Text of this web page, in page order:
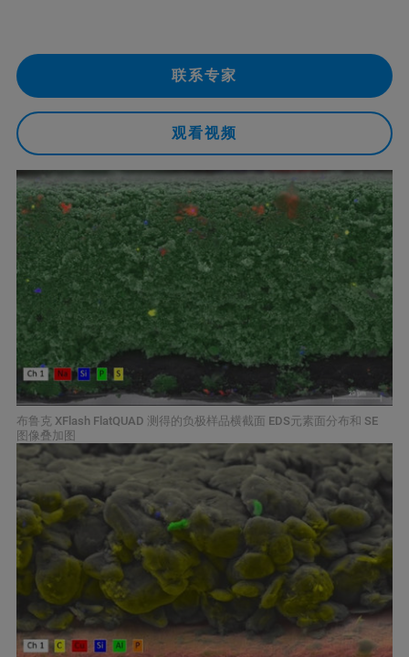
联系专家
观看视频
布鲁克 XFlash FlatQUAD 测得的负极样品横截面 EDS元素面分布和 SE
图像叠加图